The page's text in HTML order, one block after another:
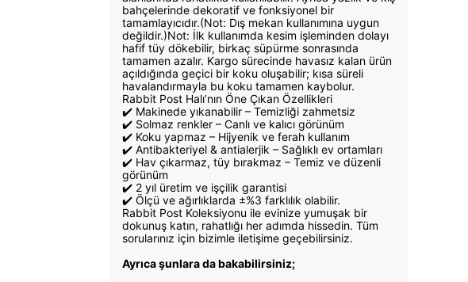
bahçelerinde dekoratif ve fonksiyonel bir
tamamlayıcıdır.(Not: Dış mekan kullanımına uygun
değildir.)Not: İlk kullanımda kesim işleminden dolayı
hafif tüy dökebilir, birkaç süpürme sonrasında
tamamen azalır. Kargo sürecinde havasız kalan ürün
açıldığında geçici bir koku oluşabilir; kısa süreli
havalandırmayla bu koku tamamen kaybolur.
Rabbit Post Halı’nın Öne Çıkan Özellikleri
✔️ Makinede yıkanabilir – Temizliği zahmetsiz
✔️ Solmaz renkler – Canlı ve kalıcı görünüm
✔️ Koku yapmaz – Hijyenik ve ferah kullanım
✔️ Antibakteriyel & antialerjik – Sağlıklı ev ortamları
✔️ Hav çıkarmaz, tüy bırakmaz – Temiz ve düzenli
görünüm
✔️ 2 yıl üretim ve işçilik garantisi
✔️ Ölçü ve ağırlıklarda ±%3 farklılık olabilir.
Rabbit Post Koleksiyonu ile evinize yumuşak bir
dokunuş katın, rahatlığı her adımda hissedin. Tüm
sorularınız için bizimle iletişime geçebilirsiniz.
Ayrıca şunlara da bakabilirsiniz;